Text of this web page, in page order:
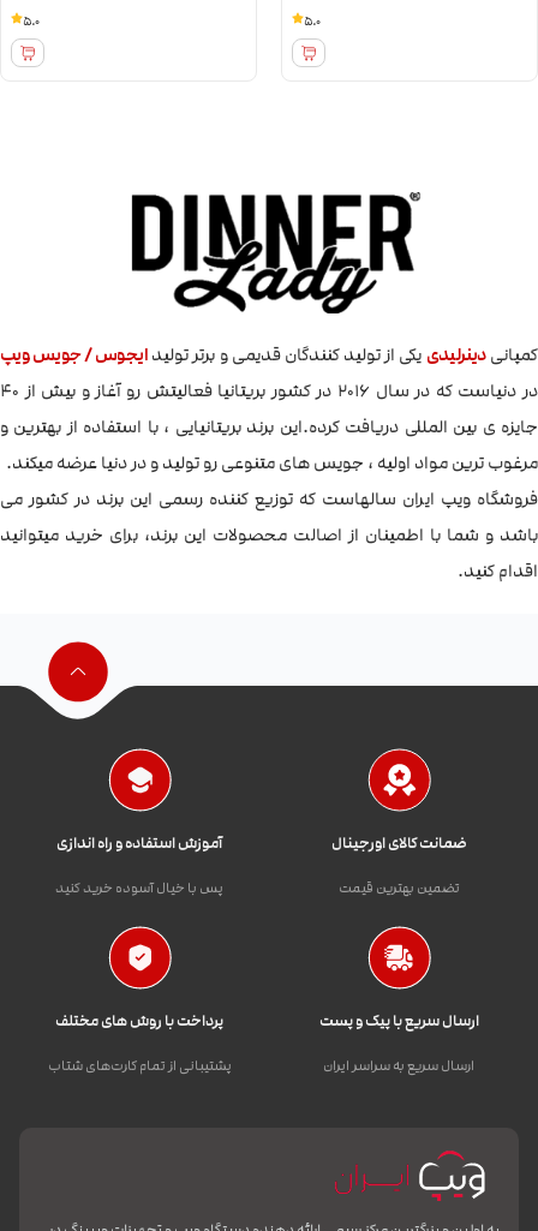
5.0
5.0
کمپانیدینرلیدی یکی از تولید کنندگان قدیمی و برتر تولیدایجوس / جویس ویپ
در دنیاست که در سال 2016 در کشور بریتانیا فعالیتش رو آغاز و بیش از ۴۰
جایزه ی بین المللی دریافت کرده.این برند بریتانیایی ، با استفاده از بهترین و
مرغوب ترین مواد اولیه ، جویس های متنوعی رو تولید و در دنیا عرضه میکند.
فروشگاه ویپ ایران سالهاست که توزیع کننده رسمی این برند در کشور می
باشد و شما با اطمینان از اصالت محصولات این برند، برای خرید میتوانید
اقدام کنید.
ضمانت کالای اورجینال
تضمین بهترین قیمت
آموزش استفاده و راه اندازی
پس با خیال آسوده خرید کنید
ارسال سریع با پیک و پست
ارسال سریع به سراسر ایران
پرداخت با روش های مختلف
پشتیبانی از تمام کارت‌های شتاب